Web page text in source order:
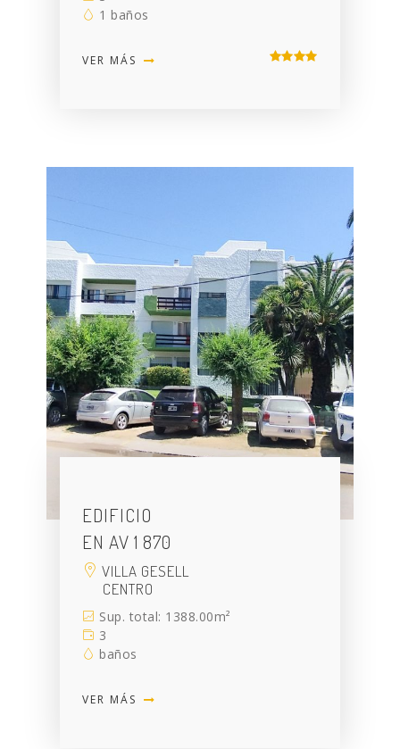
1 baños
VER MÁS
EDIFICIO
EN AV 1 870
VILLA GESELL
CENTRO
Sup. total: 1388.00m²
3
baños
VER MÁS